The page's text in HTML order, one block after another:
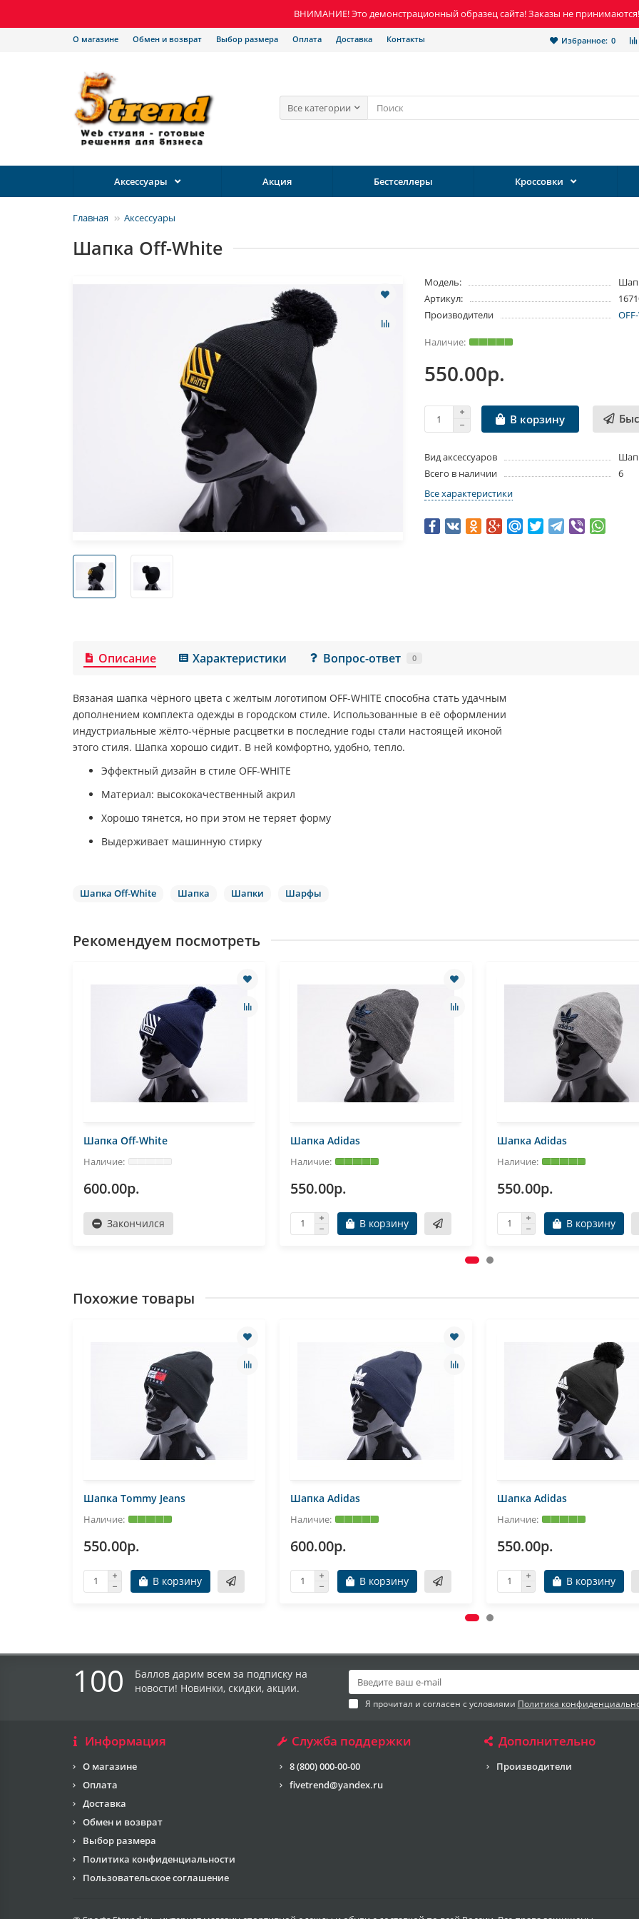
ВНИМАНИЕ! Это демонстрационный образец сайта! Заказы не принимаются!
Избранное: 0
О магазине Обмен и возврат Выбор размера Оплата Доставка Контакты
Все категории
Аксессуары Акция Бестселлеры Кроссовки
Главная Аксессуары
Шапка Off-White
Модель:
Артикул:
Производители
550.00р.
В корзину
Вид аксессуаров
Всего в наличии
6
Все характеристики
Описание Характеристики Вопрос-ответ 0
Вязаная шапка чёрного цвета с желтым логотипом OFF-WHITE способна стать удачным
дополнением комплекта одежды в городском стиле. Использованные в её оформлении
индустриальные жёлто-чёрные расцветки в последние годы стали настоящей иконой
этого стиля. Шапка хорошо сидит. В ней комфортно, удобно, тепло.
Эффектный дизайн в стиле OFF-WHITE
Материал: высококачественный акрил
Хорошо тянется, но при этом не теряет форму
Выдерживает машинную стирку
Шапка Off-White Шапка Шапки Шарфы
Рекомендуем посмотреть
Шапка Off-White
600.00р.
Закончился
Шапка Adidas
550.00р.
В корзину
Шапка Adidas
550.00р.
В корзину
Похожие товары
Шапка Tommy Jeans
550.00р.
В корзину
Шапка Adidas
600.00р.
В корзину
Шапка Adidas
550.00р.
В корзину
100
Баллов дарим всем за подписку на
новости! Новинки, скидки, акции.
Я прочитал и согласен с условиями Политика
Информация
О магазине
Оплата
Доставка
Обмен и возврат
Выбор размера
Политика конфиденциальности
Пользовательское соглашение
Служба поддержки
8 (800) 000-00-00
fivetrend@yandex.ru
Дополнительно
Производители